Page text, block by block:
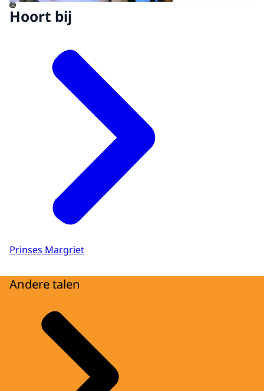
©
Hoort bij
Prinses Margriet
Andere talen